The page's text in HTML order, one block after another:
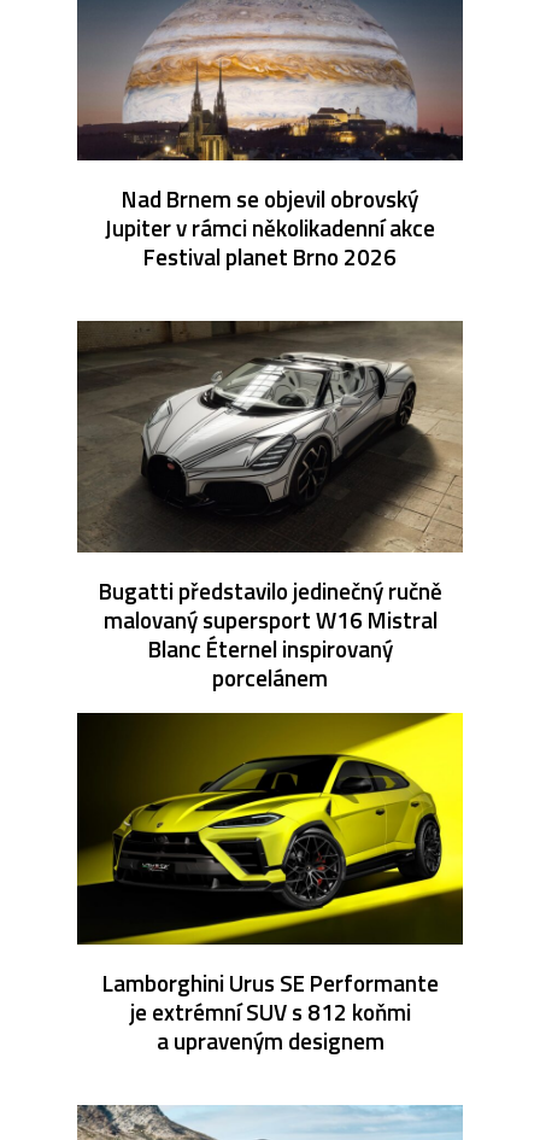
Nad Brnem se objevil obrovský
Jupiter v rámci několikadenní akce
Festival planet Brno 2026
Bugatti představilo jedinečný ručně
malovaný supersport W16 Mistral
Blanc Éternel inspirovaný
porcelánem
Lamborghini Urus SE Performante
je extrémní SUV s 812 koňmi
a upraveným designem